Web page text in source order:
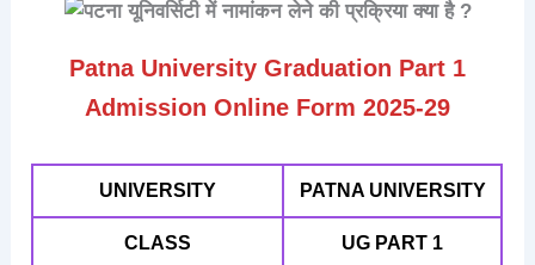
Patna University Graduation Part 1
Admission Online Form 2025-29
UNIVERSITY PATNA UNIVERSITY
CLASS UG PART 1